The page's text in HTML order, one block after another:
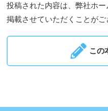
投稿された内容は、弊社ホ
掲載させていただくことがご
この